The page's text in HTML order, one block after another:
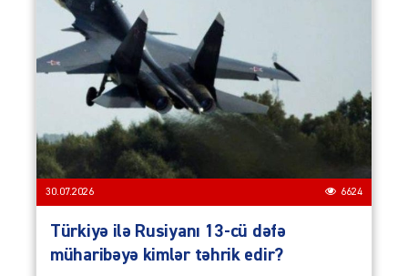
30.07.2026 6624
Türkiyə ilə Rusiyanı 13-cü dəfə
müharibəyə kimlər təhrik edir?